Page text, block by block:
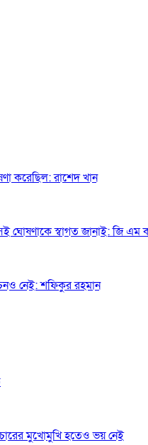
করেছিল: রাশেদ খান
ঘোষণাকে স্বাগত জানাই: জি এম
নেই: শফিকুর রহমান
মুখোমুখি হতেও ভয় নেই